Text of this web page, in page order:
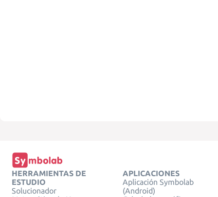
HERRAMIENTAS DE
ESTUDIO
Solucionador
APLICACIONES
Aplicación Symbolab
(Android)